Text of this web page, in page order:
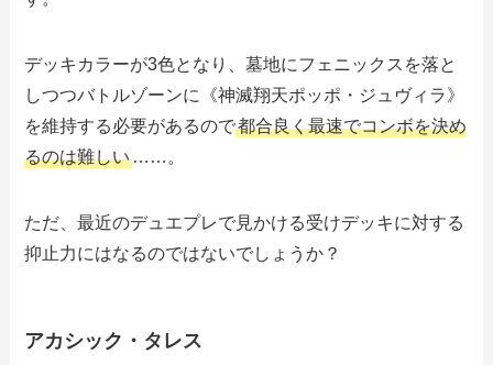
デッキカラーが3色となり、墓地にフェニックスを落と
しつつバトルゾーンに《神滅翔天ポッポ・ジュヴィラ》
を維持する必要があるので都合良く最速でコンボを決め
るのは難しい ……。
ただ、最近のデュエプレで見かける受けデッキに対する
抑止力にはなるのではないでしょうか？
アカシック・タレス